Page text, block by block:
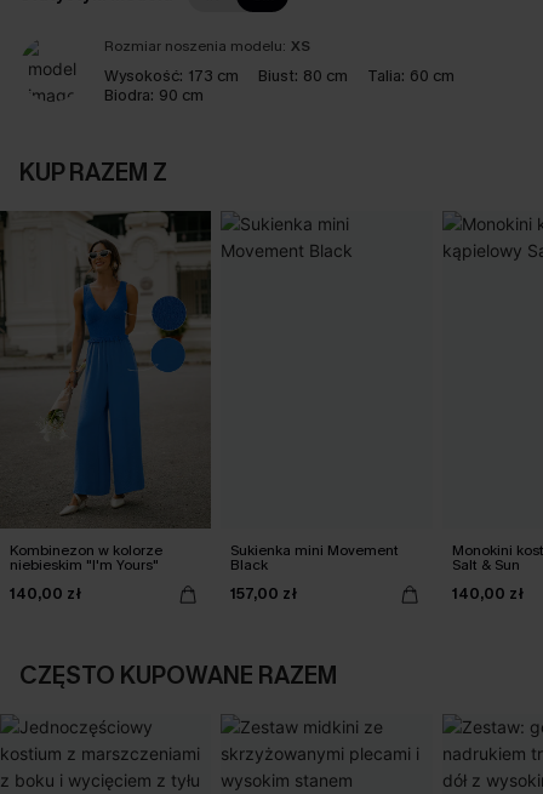
Rozmiar noszenia modelu: XS
Wysokość: 173 cm Biust: 80 cm Talia: 60 cm
Biodra: 90 cm
KUP RAZEM Z
Kombinezon w kolorze
niebieskim "I'm Yours"
140,00 zł
Sukienka mini Movement
Black
157,00 zł
Monokini
Salt & Sun
140,00 zł
CZĘSTO KUPOWANE RAZEM